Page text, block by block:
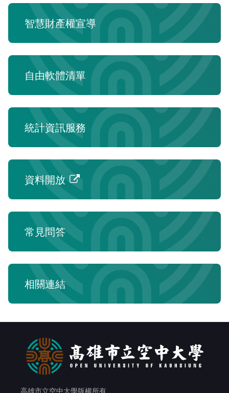
相關連結
智慧財產權宣導
自由軟體清單
統計資訊服務
資料開放
常見問答
相關連結
高雄市立空中大學版權所有